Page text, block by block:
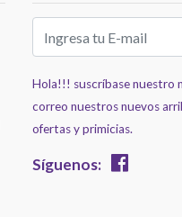
Hola!!! suscríbase nuestro
correo nuestros nuevos
ofertas y primicias.
Síguenos: